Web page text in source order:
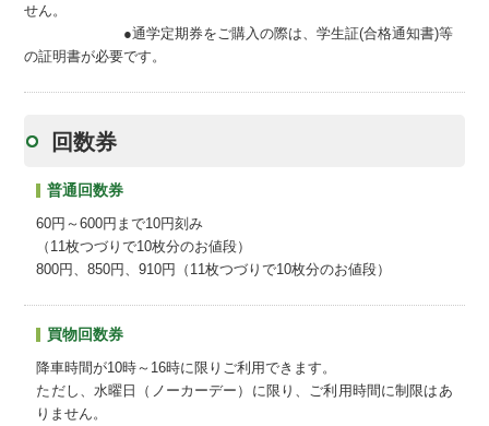
せん。
●通学定期券をご購入の際は、学生証(合格通知書)等
の証明書が必要です。
回数券
普通回数券
60円～600円まで10円刻み
（11枚つづりで10枚分のお値段）
800円、850円、910円（11枚つづりで10枚分のお値段）
買物回数券
降車時間が10時～16時に限りご利用できます。
ただし、水曜日（ノーカーデー）に限り、ご利用時間に制限はあ
りません。